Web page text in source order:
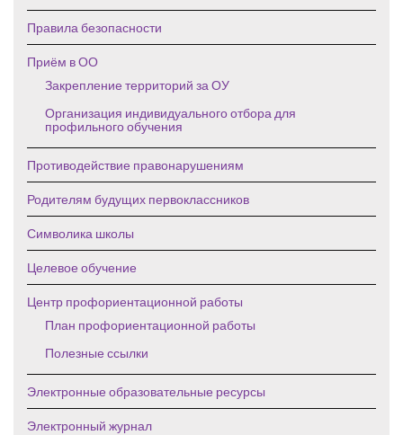
Правила безопасности
Приём в ОО
Закрепление территорий за ОУ
Организация индивидуального отбора для
профильного обучения
Противодействие правонарушениям
Родителям будущих первоклассников
Символика школы
Целевое обучение
Центр профориентационной работы
План профориентационной работы
Полезные ссылки
Электронные образовательные ресурсы
Электронный журнал